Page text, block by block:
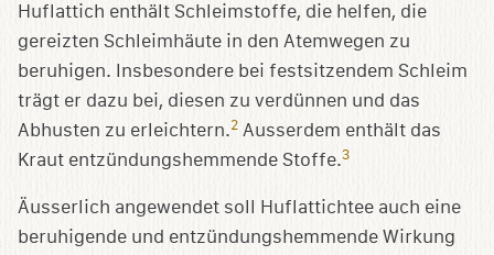
Huflattich enthält Schleimstoffe, die helfen, die
gereizten Schleimhäute in den Atemwegen zu
beruhigen. Insbesondere bei festsitzendem Schleim
trägt er dazu bei, diesen zu verdünnen und das
Abhusten zu erleichtern.2 Ausserdem enthält das
Kraut entzündungshemmende Stoffe.3
Äusserlich angewendet soll Huflattichtee auch eine
beruhigende und entzündungshemmende Wirkung